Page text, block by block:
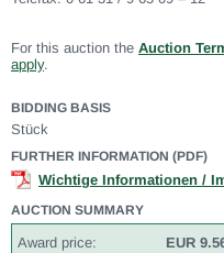
For this auction the Auction
apply.
BIDDING BASIS
Stück
FURTHER INFORMATION (PDF)
Wichtige Informationen /
AUCTION SUMMARY
Award price:
EUR